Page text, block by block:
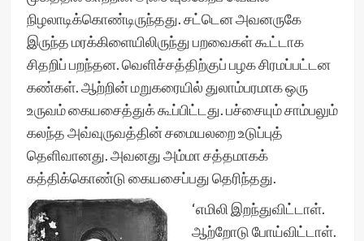
நிழலாடிக்கொண்டிருந்தது. சட்டென அவனருகே
இருந்த மரக்கிளையிலிருந்து பறவைகள் கூட்டாக
சிதறிப் பறந்தன. வெளிச்சத்திற்குப் பழக சிரமப்பட்டன
கண்கள். ஆற்றின் மறுகரையில் துலாம்பரமாக ஒரு
உருவம் கையசைத்துக் கூப்பிட்டது. பச்சையும் சாம்பலும்
கலந்த அவ்வுருவத்தின் சமையலறை உடுப்புத்
தெளிவானது. அவனது அம்மா சத்தமாகக்
கத்திக்கொண்டு கையசைப்பது தெரிந்தது.
‘எமிலி இறந்துவிட்டாள்.
ஆற்றோடு போய்விட்டாள்.